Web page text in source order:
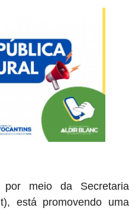
meio da Secretaria
está promovendo uma